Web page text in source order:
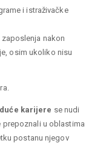
i istraživačke
nakon
osim ukoliko nisu
karijere se nudi
prepoznali u oblastima
postanu njegov